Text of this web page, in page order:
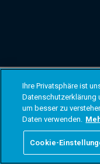
Ihre Privatsphäre ist
Datenschutzerklärung
um besser zu
Daten verwenden.
Cookie-